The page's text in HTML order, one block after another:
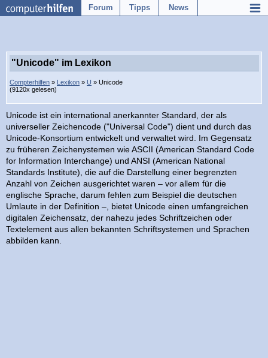
Forum Tipps News
"Unicode" im Lexikon
Compterhilfen » Lexikon » U » Unicode
(9120x gelesen)
Unicode ist ein international anerkannter Standard, der als
universeller Zeichencode ("Universal Code") dient und durch das
Unicode-Konsortium entwickelt und verwaltet wird. Im Gegensatz
zu früheren Zeichenystemen wie ASCII (American Standard Code
for Information Interchange) und ANSI (American National
Standards Institute), die auf die Darstellung einer begrenzten
Anzahl von Zeichen ausgerichtet waren – vor allem für die
englische Sprache, darum fehlen zum Beispiel die deutschen
Umlaute in der Definition –, bietet Unicode einen umfangreichen
digitalen Zeichensatz, der nahezu jedes Schriftzeichen oder
Textelement aus allen bekannten Schriftsystemen und Sprachen
abbilden kann.